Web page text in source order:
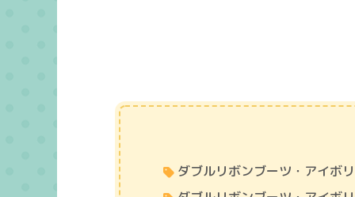
ダブルリボンブーツ・アイボ